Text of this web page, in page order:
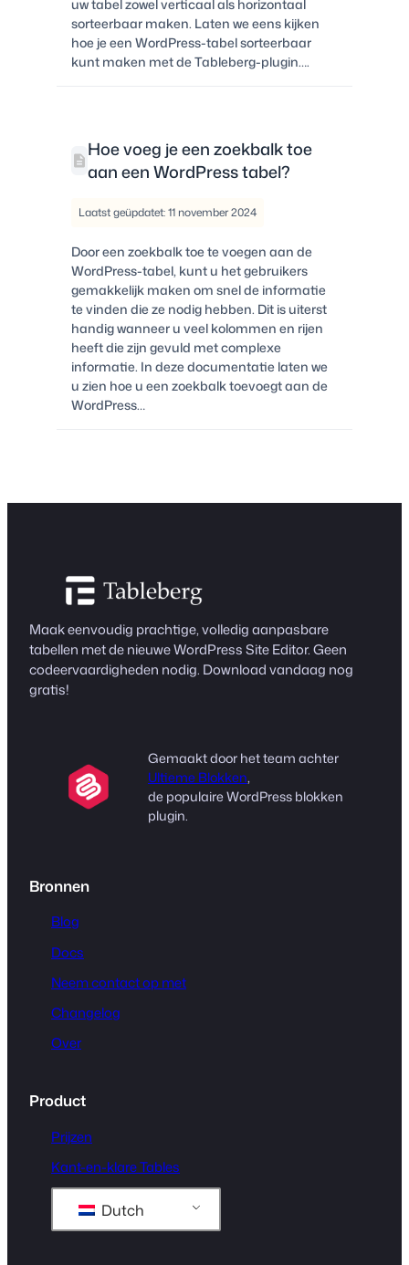
uw tabel zowel verticaal als horizontaal
sorteerbaar maken. Laten we eens kijken
hoe je een WordPress-tabel sorteerbaar
kunt maken met de Tableberg-plugin….
Hoe voeg je een zoekbalk toe
aan een WordPress tabel?
Laatst geüpdatet: 11 november 2024
Door een zoekbalk toe te voegen aan de
WordPress-tabel, kunt u het gebruikers
gemakkelijk maken om snel de informatie
te vinden die ze nodig hebben. Dit is uiterst
handig wanneer u veel kolommen en rijen
heeft die zijn gevuld met complexe
informatie. In deze documentatie laten we
u zien hoe u een zoekbalk toevoegt aan de
WordPress…
Maak eenvoudig prachtige, volledig aanpasbare
tabellen met de nieuwe WordPress Site Editor. Geen
codeervaardigheden nodig. Download vandaag nog
gratis!
Gemaakt door het team achter
Ultieme Blokken,
de populaire WordPress blokken
plugin.
Bronnen
Blog
Docs
Neem contact op met
Changelog
Over
Product
Prijzen
Kant-en-klare Tables
Dutch